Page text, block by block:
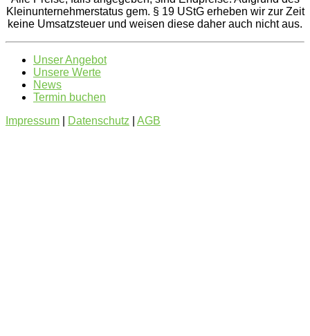
Kleinunternehmerstatus gem. § 19 UStG erheben wir zur Zeit
keine Umsatzsteuer und weisen diese daher auch nicht aus.
Unser Angebot
Unsere Werte
News
Termin buchen
Impressum
Datenschutz AGB